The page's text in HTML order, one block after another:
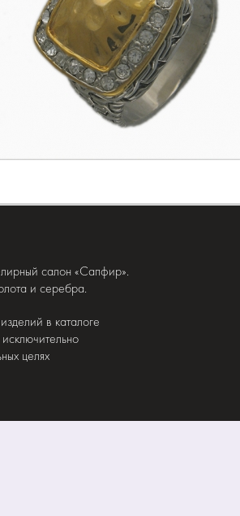
салон «Сапфир».
и серебра.
в каталоге
целях